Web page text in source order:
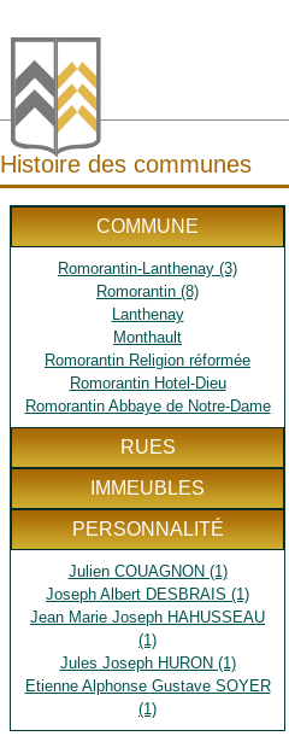
Histoire des communes
COMMUNE
Romorantin-Lanthenay (3)
Romorantin (8)
Lanthenay
Monthault
Romorantin Religion réformée
Romorantin Hotel-Dieu
Romorantin Abbaye de Notre-Dame
RUES
IMMEUBLES
PERSONNALITÉ
Julien COUAGNON (1)
Joseph Albert DESBRAIS (1)
Jean Marie Joseph HAHUSSEAU
(1)
Jules Joseph HURON (1)
Etienne Alphonse Gustave SOYER
(1)